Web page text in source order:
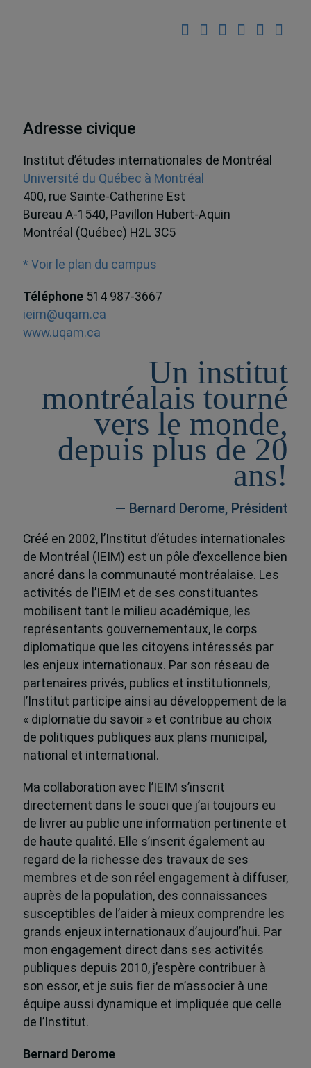
Adresse civique
Institut d’études internationales de Montréal
Université du Québec à Montréal
400, rue Sainte-Catherine Est
Bureau A-1540, Pavillon Hubert-Aquin
Montréal (Québec) H2L 3C5
* Voir le plan du campus
Téléphone 514 987-3667
ieim@uqam.ca
www.uqam.ca
Un institut
montréalais tourné
vers le monde,
depuis plus de 20
ans!
— Bernard Derome, Président
Créé en 2002, l’Institut d’études internationales
de Montréal (IEIM) est un pôle d’excellence bien
ancré dans la communauté montréalaise. Les
activités de l’IEIM et de ses constituantes
mobilisent tant le milieu académique, les
représentants gouvernementaux, le corps
diplomatique que les citoyens intéressés par
les enjeux internationaux. Par son réseau de
partenaires privés, publics et institutionnels,
l’Institut participe ainsi au développement de la
« diplomatie du savoir » et contribue au choix
de politiques publiques aux plans municipal,
national et international.
Ma collaboration avec l’IEIM s’inscrit
directement dans le souci que j’ai toujours eu
de livrer au public une information pertinente et
de haute qualité. Elle s’inscrit également au
regard de la richesse des travaux de ses
membres et de son réel engagement à diffuser,
auprès de la population, des connaissances
susceptibles de l’aider à mieux comprendre les
grands enjeux internationaux d’aujourd’hui. Par
mon engagement direct dans ses activités
publiques depuis 2010, j’espère contribuer à
son essor, et je suis fier de m’associer à une
équipe aussi dynamique et impliquée que celle
de l’Institut.
Bernard Derome